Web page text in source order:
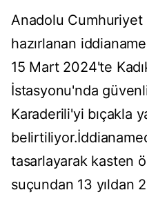
Anadolu Cumhuriyet
hazırlanan
15 Mart 2024'te
İstasyonu'nda
Karaderili'yi bıçakla
tasarlayarak kasten
suçundan 13 yıldan